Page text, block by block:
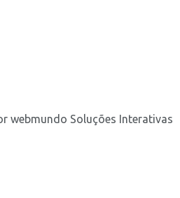
webmundo Soluções Interativas